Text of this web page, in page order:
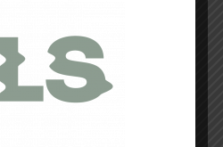
Retour au début